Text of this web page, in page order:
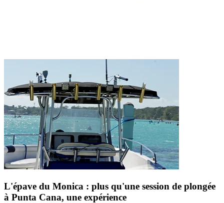
L'épave du Monica : plus qu'une session de plongée
à Punta Cana, une expérience